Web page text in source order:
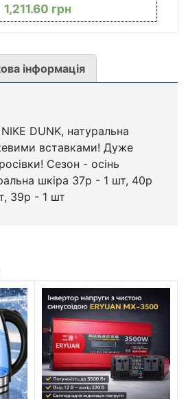
1,211.60 грн
інформація
DUNK, натуральна
вставками! Дуже
Сезон - осінь
шкіра 37р - 1 шт, 40р
39р - 1 шт